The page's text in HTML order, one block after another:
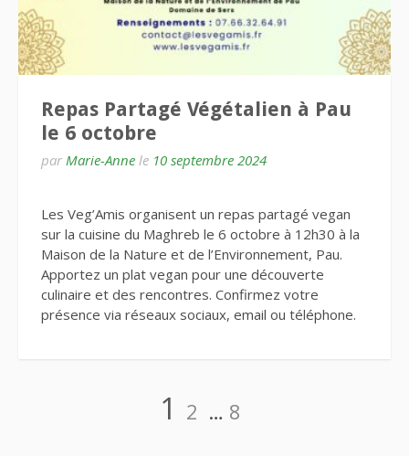
Repas Partagé Végétalien à Pau
le 6 octobre
par Marie-Anne le 10 septembre 2024
Les Veg’Amis organisent un repas partagé vegan
sur la cuisine du Maghreb le 6 octobre à 12h30 à la
Maison de la Nature et de l’Environnement, Pau.
Apportez un plat vegan pour une découverte
culinaire et des rencontres. Confirmez votre
présence via réseaux sociaux, email ou téléphone.
Page
1 Page
2 … Page
8